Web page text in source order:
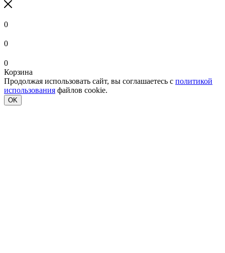
0
0
0
Корзина
Продолжая использовать сайт, вы соглашаетесь с политикой
использования файлов cookie.
OK